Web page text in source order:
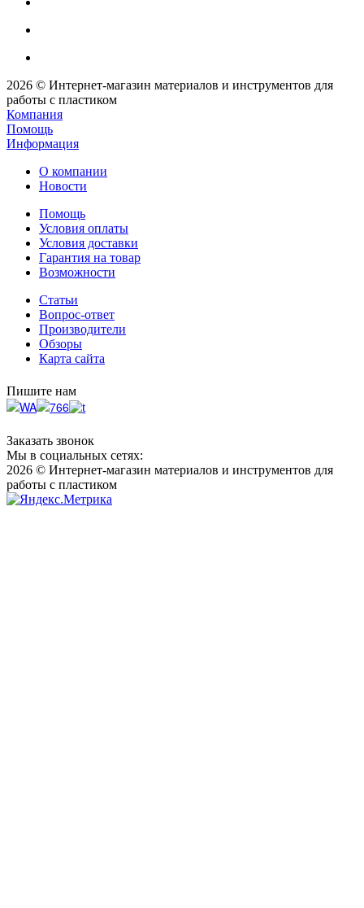
2026 © Интернет-магазин материалов и инструментов для
работы с пластиком
Компания
Помощь
Информация
О компании
Новости
Помощь
Условия оплаты
Условия доставки
Гарантия на товар
Возможности
Статьи
Вопрос-ответ
Производители
Обзоры
Карта сайта
Пишите нам
Заказать звонок
Мы в социальных сетях:
2026 © Интернет-магазин материалов и инструментов для
работы с пластиком